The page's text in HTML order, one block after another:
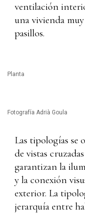
ventilación
una vivienda
pasillos.
Planta
Fotografía Adrià Goula
Las tipologías se
de vistas
garantizan la
y la conexión
exterior. La
jerarquía entre